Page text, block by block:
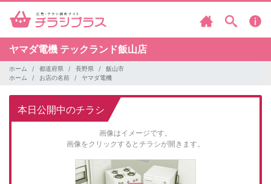
ヤマダ電機 テックランド飯山店
ホーム 都道府県 長野県
飯山市
ホーム
お店の名前 ヤマダ電機
本日公開中のチラシ
画像はイメージです。
画像をクリックするとチラシが開きます。